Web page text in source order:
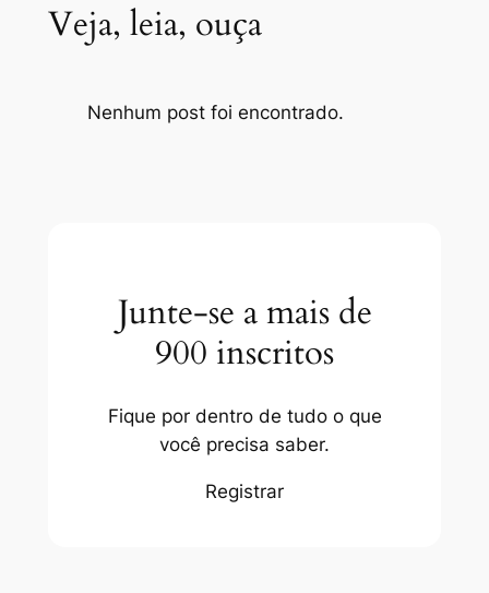
Veja, leia, ouça
Nenhum post foi encontrado.
Junte-se a mais de
900 inscritos
Fique por dentro de tudo o que
você precisa saber.
Registrar